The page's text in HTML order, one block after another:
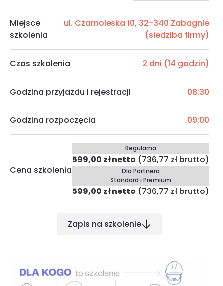
Czas szkolenia 2 dni (14 godzin)
Godzina przyjazdu i rejestracji 08:30
Godzina rozpoczęcia 09:00
Miejsce
szkolenia
ul. Czarnoleska 10, 32-340 Zabagnie
(siedziba firmy)
Cena szkolenia
Regularna
599,00 zł netto (736,77 zł brutto)
Dla Partnera
Standard i Premium
599,00 zł netto (736,77 zł brutto)
Zapis na szkolenie